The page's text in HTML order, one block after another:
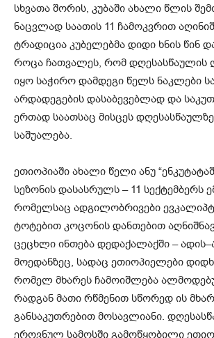
სხვათა შორის, კუბაში ახალი წლის
ნაცვლად საათის 11 ჩამოკვრით
ტრადიცია კუბელებმა დიდი ხნის წინ
როცა ჩათვალეს, რომ დღესასწაულის
იყო საჭირო დამდეგი წელს ნაკლები
არდადეგების დასაბევებლად და
ერთად საათსაც მისცეს დღესასწაულზე
საშუალება.
ეთიოპიაში ახალი წელი ანუ
სეზონის დასასრულს – 11 სექტემბერს
რომელსაც ადგილობრივები
ტოტებით კოცონის დანთებით
ცეცხლი ინთება დედაქალაქში –
მოედანზეც, სადაც ეთიოპიელები
რომელ მხარეს ჩამოიშლება
რადგან მათი რწმენით სწორედ ის
განსაკუთრებით მოსავლიანი.
ეროვნულ სამოსში გამოწყობილი